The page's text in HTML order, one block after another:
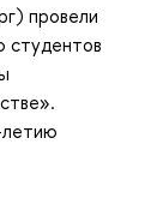
провели
студентов